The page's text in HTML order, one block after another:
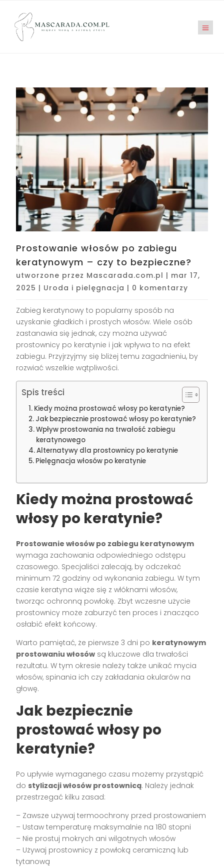
Prostowanie włosów po zabiegu
keratynowym – czy to bezpieczne?
utworzone przez Mascarada.com.pl | mar 17,
2025 | Uroda i pielęgnacja | 0 komentarzy
Zabieg keratynowy to popularny sposób na
uzyskanie gładkich i prostych włosów. Wiele osób
zastanawia się jednak, czy można używać
prostownicy po keratynie i jak wpływa to na efekt
zabiegu. Przyjrzyjmy się bliżej temu zagadnieniu, by
rozwiać wszelkie wątpliwości.
Spis treści
Kiedy można prostować włosy po keratynie?
Jak bezpiecznie prostować włosy po keratynie?
Wpływ prostowania na trwałość zabiegu
keratynowego
Alternatywy dla prostownicy po keratynie
Pielęgnacja włosów po keratynie
Kiedy można prostować
włosy po keratynie?
Prostowanie włosów po zabiegu keratynowym
wymaga zachowania odpowiedniego odstępu
czasowego. Specjaliści zalecają, by odczekać
minimum 72 godziny od wykonania zabiegu. W tym
czasie keratyna wiąże się z włóknami włosów,
tworząc ochronną powłokę. Zbyt wczesne użycie
prostownicy może zaburzyć ten proces i znacząco
osłabić efekt końcowy.
Warto pamiętać, że pierwsze 3 dni po keratynowym
prostowaniu włosów są kluczowe dla trwałości
rezultatu. W tym okresie należy także unikać mycia
włosów, spinania ich czy zakładania okularów na
głowę.
Jak bezpiecznie
prostować włosy po
keratynie?
Po upływie wymaganego czasu możemy przystąpić
do stylizacji włosów prostownicą. Należy jednak
przestrzegać kilku zasad:
– Zawsze używaj termoochrony przed prostowaniem
– Ustaw temperaturę maksymalnie na 180 stopni
– Nie prostuj mokrych ani wilgotnych włosów
– Używaj prostownicy z powłoką ceramiczną lub
tytanową